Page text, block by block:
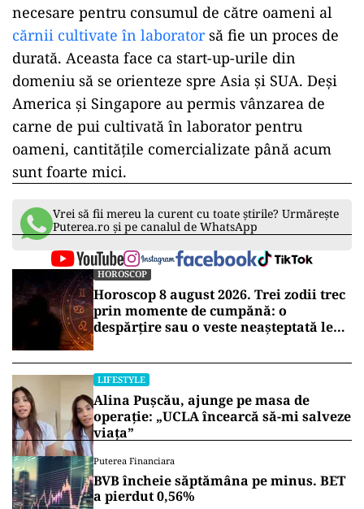
necesare pentru consumul de către oameni al
cărnii cultivate în laboratorsă fie un proces de
durată. Aceasta face ca start-up-urile din
domeniu să se orienteze spre Asia şi SUA. Deși
America şi Singapore au permis vânzarea de
carne de pui cultivată în laborator pentru
oameni, cantităţile comercializate până acum
sunt foarte mici.
Vrei să fii mereu la curent cu toate știrile? Urmărește
Puterea.ro și pe canalul de WhatsApp
HOROSCOP
Horoscop 8 august 2026. Trei zodii trec
prin momente de cumpănă: o
despărțire sau o veste neașteptată le
LIFESTYLE
Alina Pușcău, ajunge pe masa de
operație: „UCLA încearcă să-mi salveze
viața”
Puterea Financiara
BVB încheie săptămâna pe minus. BET
a pierdut 0,56%